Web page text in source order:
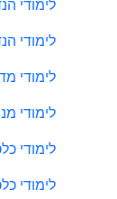
לימודי
לימודי
לימודי
לימודי
לימודי
לימודי